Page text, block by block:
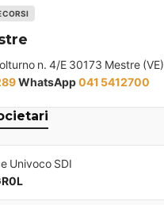
CORSI
n. 4/E 30173 Mestre (VE)
WhatsApp041 5412700
Univoco SDI